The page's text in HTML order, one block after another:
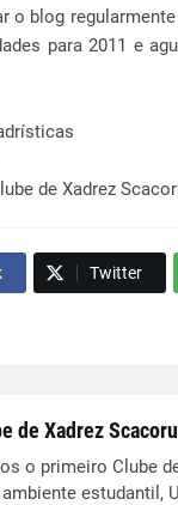
o blog
para 2011 e
de Xadrez
Twitter
de Xadrez
o primeiro Clube
estudantil,